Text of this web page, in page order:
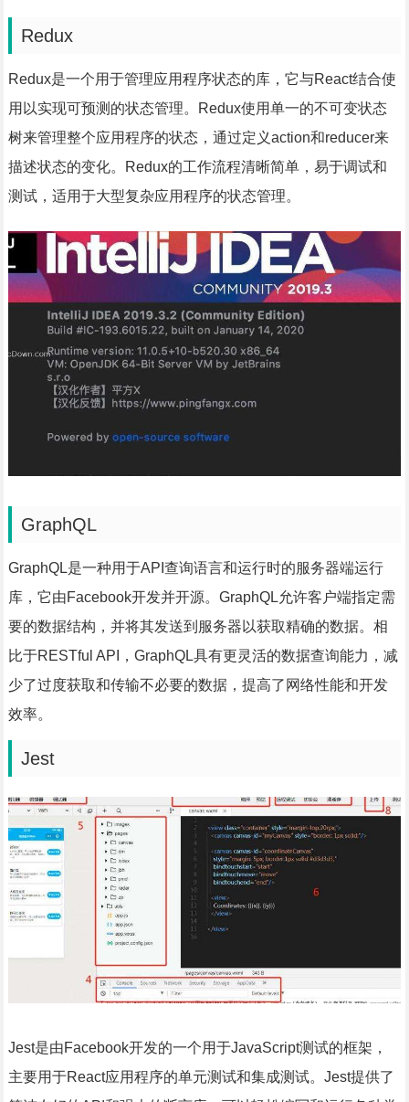
Redux
Redux是一个用于管理应用程序状态的库，它与React结合使
用以实现可预测的状态管理。Redux使用单一的不可变状态
树来管理整个应用程序的状态，通过定义action和reducer来
描述状态的变化。Redux的工作流程清晰简单，易于调试和
测试，适用于大型复杂应用程序的状态管理。
GraphQL
GraphQL是一种用于API查询语言和运行时的服务器端运行
库，它由Facebook开发并开源。GraphQL允许客户端指定需
要的数据结构，并将其发送到服务器以获取精确的数据。相
比于RESTful API，GraphQL具有更灵活的数据查询能力，减
少了过度获取和传输不必要的数据，提高了网络性能和开发
效率。
Jest
Jest是由Facebook开发的一个用于JavaScript测试的框架，
主要用于React应用程序的单元测试和集成测试。Jest提供了